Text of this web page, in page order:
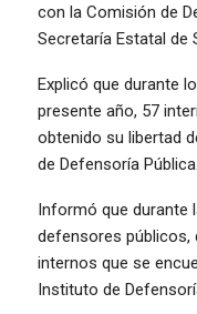
con la Comisión de
Secretaría Estatal de
Explicó que durante
presente año, 57
obtenido su libertad
de Defensoría Pública.
Informó que durante
defensores públicos,
internos que se
Instituto de